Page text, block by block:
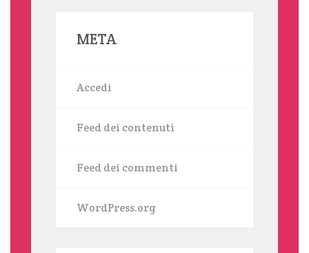
META
Accedi
Feed dei contenuti
Feed dei commenti
WordPress.org